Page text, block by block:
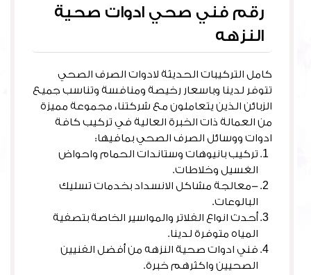
رقم فني صحي ادوات صحية
النزهه
كامل التركيبات الحديثة لادوات الصرف الصحي
تتوفر لدينا وباسعار رخيصة ومنافسة وتناسب جميع
الزبائن الذين يتعاملون مع شركتنا، مجموعة مميزة
من العمالة ذات الخبرة العالية في تركيب كافة
ادوات ووسائل الصرف الصحي بمافيها:
تركيب بانيوهات وستاندات الحمام واحواض
الغسيل وخلاطات.
-معالجة مشاكل الانسداد بخدمات تسليك
البالوعات.
أحدث انواع الفلاتر والمواسير الخاصة بتصفية
المياه متوفرة لدينا.
فني ادوات صحية النزهه من أفضل الفنيين
الصحيين واكثرهم خبرة.